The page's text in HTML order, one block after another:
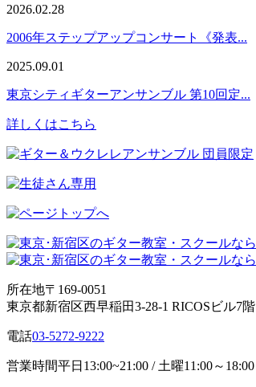
2026.02.28
2006年ステップアップコンサート《発表...
2025.09.01
東京シティギターアンサンブル 第10回定...
詳しくはこちら
所在地〒169-0051
東京都新宿区西早稲田3-28-1 RICOSビル7階
電話03-5272-9222
営業時間平日13:00~21:00 / 土曜11:00～18:00